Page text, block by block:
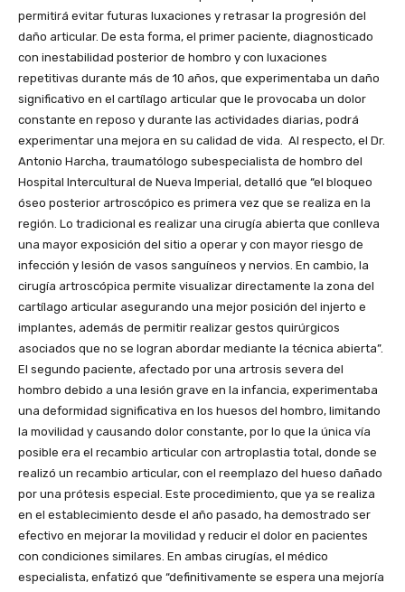
permitirá evitar futuras luxaciones y retrasar la progresión del
daño articular. De esta forma, el primer paciente, diagnosticado
con inestabilidad posterior de hombro y con luxaciones
repetitivas durante más de 10 años, que experimentaba un daño
significativo en el cartílago articular que le provocaba un dolor
constante en reposo y durante las actividades diarias, podrá
experimentar una mejora en su calidad de vida. Al respecto, el Dr.
Antonio Harcha, traumatólogo subespecialista de hombro del
Hospital Intercultural de Nueva Imperial, detalló que “el bloqueo
óseo posterior artroscópico es primera vez que se realiza en la
región. Lo tradicional es realizar una cirugía abierta que conlleva
una mayor exposición del sitio a operar y con mayor riesgo de
infección y lesión de vasos sanguíneos y nervios. En cambio, la
cirugía artroscópica permite visualizar directamente la zona del
cartílago articular asegurando una mejor posición del injerto e
implantes, además de permitir realizar gestos quirúrgicos
asociados que no se logran abordar mediante la técnica abierta”.
El segundo paciente, afectado por una artrosis severa del
hombro debido a una lesión grave en la infancia, experimentaba
una deformidad significativa en los huesos del hombro, limitando
la movilidad y causando dolor constante, por lo que la única vía
posible era el recambio articular con artroplastia total, donde se
realizó un recambio articular, con el reemplazo del hueso dañado
por una prótesis especial. Este procedimiento, que ya se realiza
en el establecimiento desde el año pasado, ha demostrado ser
efectivo en mejorar la movilidad y reducir el dolor en pacientes
con condiciones similares. En ambas cirugías, el médico
especialista, enfatizó que “definitivamente se espera una mejoría